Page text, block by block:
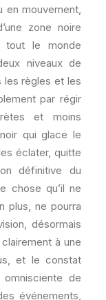
en mouvement,
zone noire
tout le monde
niveaux de
les règles et les
par régir
et moins
qui glace le
éclater, quitte
définitive du
chose qu’il ne
plus, ne pourra
désormais
à une
et le constat
de
événements,